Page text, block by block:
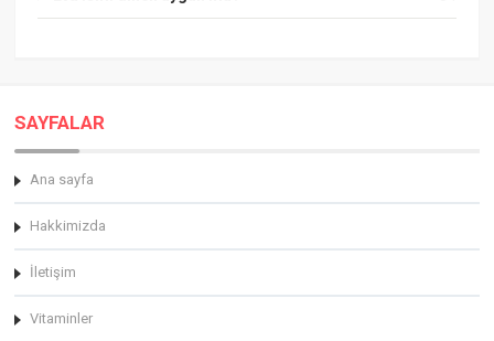
SAYFALAR
Ana sayfa
Hakkimizda
İletişim
Vitaminler